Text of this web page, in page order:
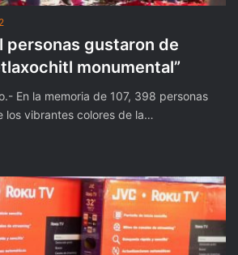
personas gustaron de
monumental”
En la memoria de 107, 398 personas
los vibrantes colores de la…